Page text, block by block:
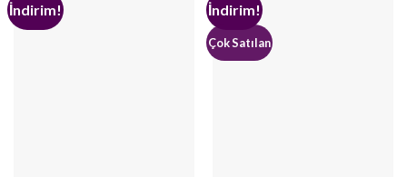
İndirim! İndirim!
Çok Satılan